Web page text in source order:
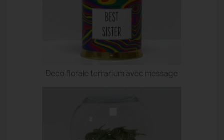
Deco florale terrarium avec message